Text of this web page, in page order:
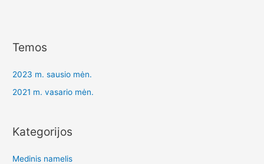
Temos
2023 m. sausio mėn.
2021 m. vasario mėn.
Kategorijos
Medinis namelis